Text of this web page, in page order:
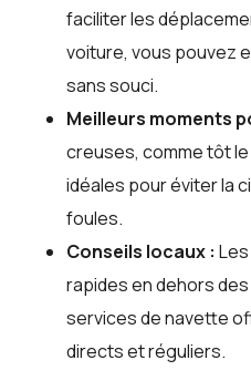
faciliter les
voiture, vous pouvez
sans souci.
Meilleurs moments
creuses, comme tôt
idéales pour éviter la
foules.
Conseils locaux :
rapides en dehors
services de navette
directs et réguliers.